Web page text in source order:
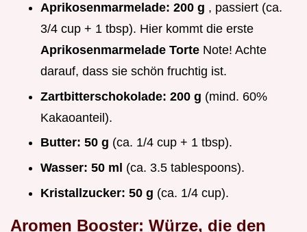
Aprikosenmarmelade: 200 g , passiert (ca.
3/4 cup + 1 tbsp). Hier kommt die erste
Aprikosenmarmelade Torte Note! Achte
darauf, dass sie schön fruchtig ist.
Zartbitterschokolade: 200 g (mind. 60%
Kakaoanteil).
Butter: 50 g (ca. 1/4 cup + 1 tbsp).
Wasser: 50 ml (ca. 3.5 tablespoons).
Kristallzucker: 50 g (ca. 1/4 cup).
Aromen Booster: Würze, die den